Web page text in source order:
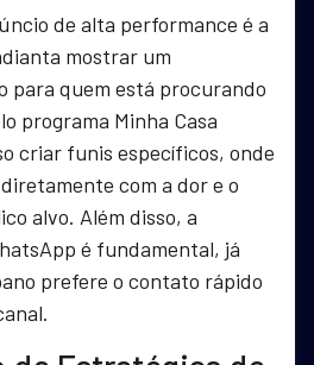
de alta performance é a
mostrar um
para quem está procurando
programa Minha Casa
criar funis específicos, onde
com a dor e o
alvo. Além disso, a
é fundamental, já
prefere o contato rápido